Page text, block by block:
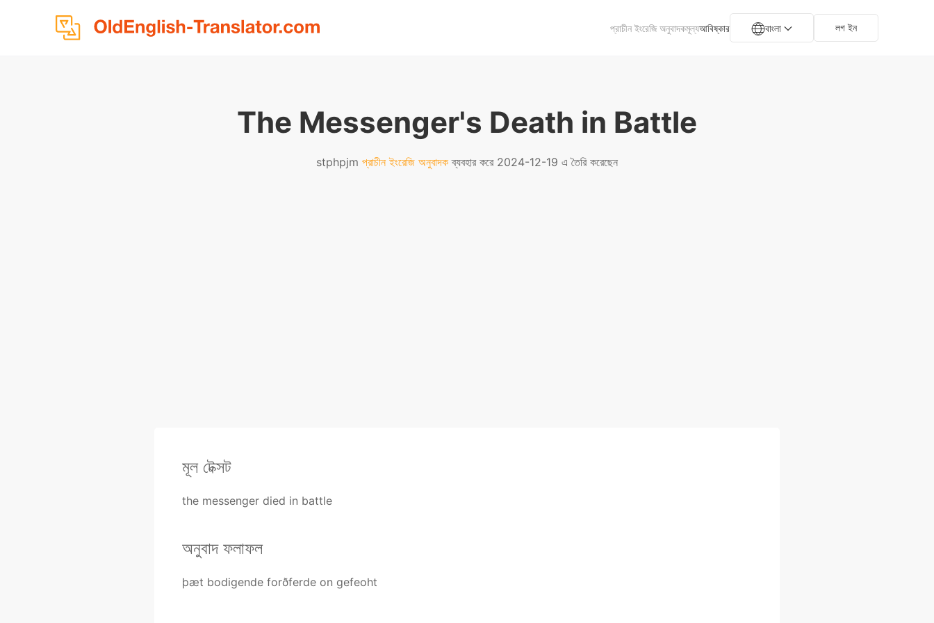
প্রাচীন ইংরেজি অনুবাদকমূল্যআবিষ্কার বাংলা লগ ইন
The Messenger's Death in Battle
stphpjm প্রাচীন ইংরেজি অনুবাদক ব্যবহার করে 2024-12-19 এ তৈরি করেছেন
মূল টেক্সট
the messenger died in battle
অনুবাদ ফলাফল
þæt bodigende forðferde on gefeoht